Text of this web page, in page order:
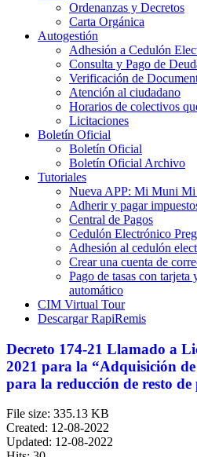
Ordenanzas y Decretos
Carta Orgánica
Autogestión
Adhesión a Cedulón
Consulta y Pago de
Verificación de
Atención al ciudadano
Horarios de colectivos
Licitaciones
Boletín Oficial
Boletín Oficial
Boletín Oficial Archivo
Tutoriales
Nueva APP: Mi Muni Mi
Adherir y pagar
Central de Pagos
Cedulón Electrónico
Adhesión al cedulón
Crear una cuenta de
Pago de tasas con tarjeta
automático
CIM Virtual Tour
Descargar RapiRemis
Decreto 174-21 Llamado a
2021 para la “Adquisición
para la reducción de resto de
File size: 335.13 KB
Created: 12-08-2022
Updated: 12-08-2022